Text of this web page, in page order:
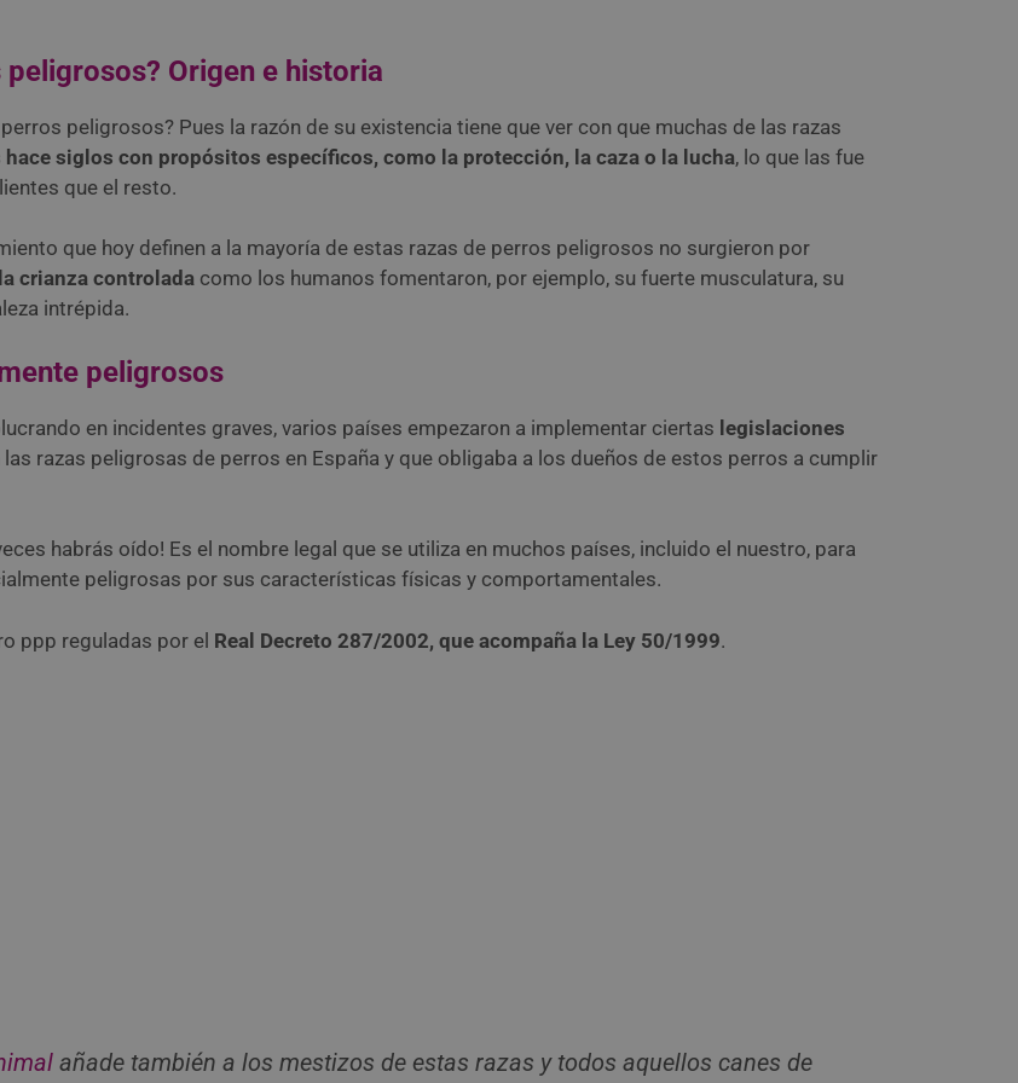
Origen e historia
peligrosos? Pues la razón de su existencia tiene que ver con que muchas de las razas
siglos con propósitos específicos, como la protección, la caza o la lucha, lo que las fue
que el resto.
que hoy definen a la mayoría de estas razas de perros peligrosos no surgieron por
crianza controlada como los humanos fomentaron, por ejemplo, su fuerte musculatura, su
intrépida.
peligrosos
en incidentes graves, varios países empezaron a implementar ciertas legislaciones
razas peligrosas de perros en España y que obligaba a los dueños de estos perros a cumplir
habrás oído! Es el nombre legal que se utiliza en muchos países, incluido el nuestro, para
peligrosas por sus características físicas y comportamentales.
ppp reguladas por el Real Decreto 287/2002, que acompaña la Ley 50/1999.
añade también a los mestizos de estas razas y todos aquellos canes de